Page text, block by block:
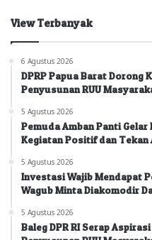
View Terbanyak
6 Agustus 2026
DPRP Papua Barat Dorong
Penyusunan RUU
5 Agustus 2026
Pemuda Amban Panti Gelar
Kegiatan Positif dan Tekan
5 Agustus 2026
Investasi Wajib Mendapat
Wagub Minta Diakomodir
5 Agustus 2026
Baleg DPR RI Serap